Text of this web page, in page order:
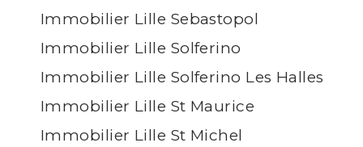
Immobilier Lille Sebastopol
Immobilier Lille Solferino
Immobilier Lille Solferino Les Halles
Immobilier Lille St Maurice
Immobilier Lille St Michel